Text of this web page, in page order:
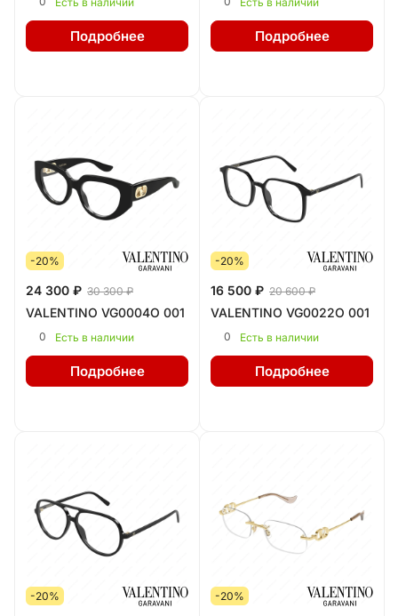
Подробнее Подробнее
-20%
24 300 ₽ 30 300 ₽
VALENTINO VG0004O 001
0 Есть в наличии
Подробнее
-20%
16 500 ₽ 20 600 ₽
VALENTINO VG0022O 001
0 Есть в наличии
Подробнее
-20% -20%